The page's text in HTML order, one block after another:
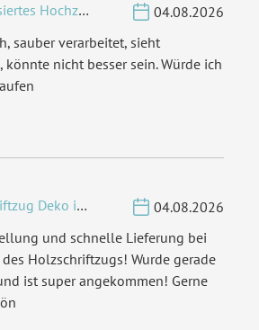
Gästebuch A4 - Herzbaum
04.08.2026
sauber verarbeitet, sieht
nicht besser sein. Würde ich
- Wunschname
04.08.2026
und schnelle Lieferung bei
Holzschriftzugs! Wurde gerade
ist super angekommen! Gerne